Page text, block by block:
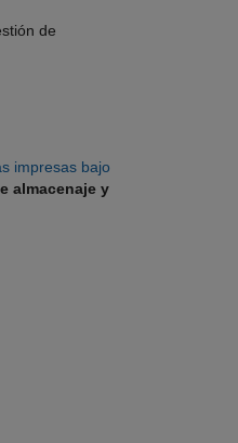
de
impresas bajo
almacenaje y